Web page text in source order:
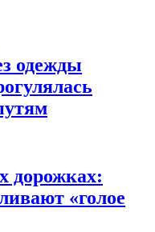
одежды
дорожках:
«голое